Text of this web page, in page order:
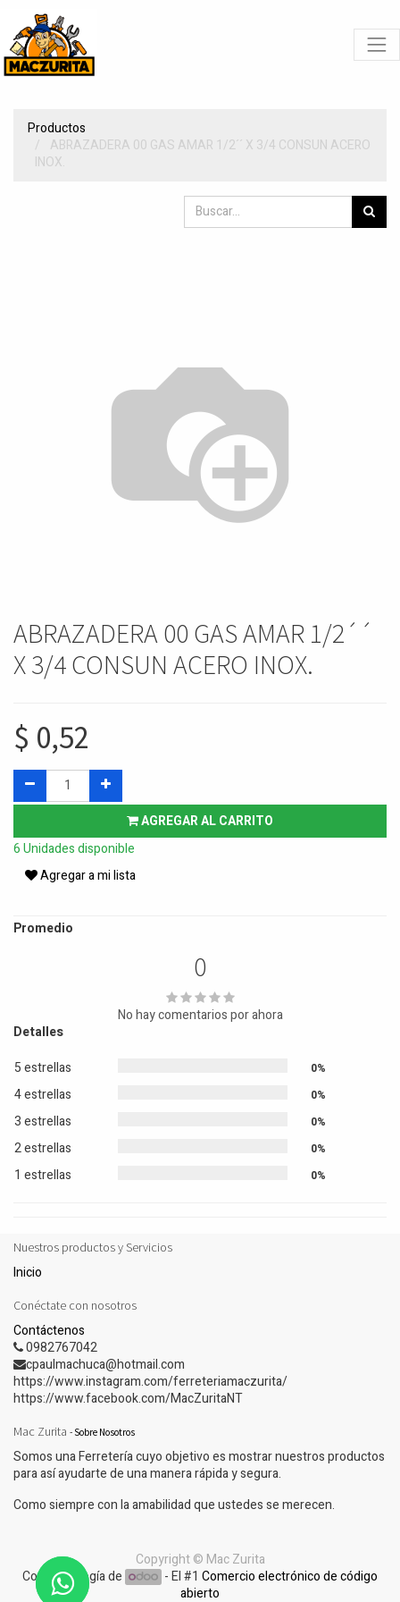
Productos
ABRAZADERA 00 GAS AMAR 1/2´´ X 3/4 CONSUN ACERO
INOX.
ABRAZADERA 00 GAS AMAR 1/2´´
X 3/4 CONSUN ACERO INOX.
$ 0,52
AGREGAR AL CARRITO
6 Unidades disponible
Agregar a mi lista
Promedio
0
No hay comentarios por ahora
Detalles
5 estrellas
0%
4 estrellas 0%
3 estrellas 0%
2 estrellas 0%
1 estrellas 0%
Nuestros productos y Servicios
Inicio
Conéctate con nosotros
Contáctenos
0982767042
cpaulmachuca@hotmail.com
https://www.instagram.com/ferreteriamaczurita/
https://www.facebook.com/MacZuritaNT
Mac Zurita - Sobre Nosotros
Somos una Ferretería cuyo objetivo es mostrar nuestros productos
para así ayudarte de una manera rápida y segura.
Como siempre con la amabilidad que ustedes se merecen.
Copyright © Mac Zurita
Con tecnología de
- El #1 Comercio electrónico de código
abierto